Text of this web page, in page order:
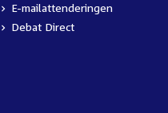
E-mailattenderingen
Debat Direct